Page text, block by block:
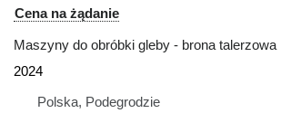
Cena na żądanie
Maszyny do obróbki gleby - brona talerzowa
2024
Polska, Podegrodzie